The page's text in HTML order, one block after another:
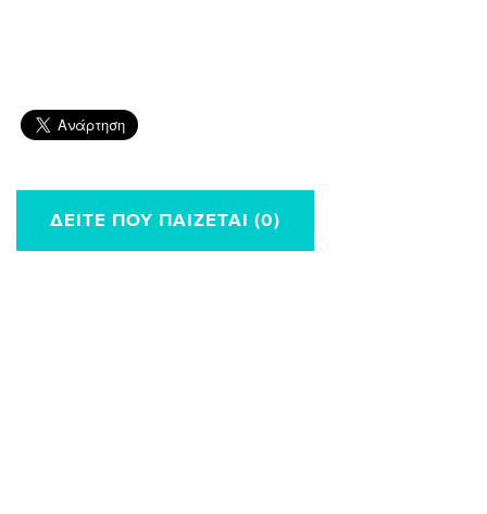
ΔΕΊΤΕ ΠΟΥ ΠΑΊΖΕΤΑΙ (0)